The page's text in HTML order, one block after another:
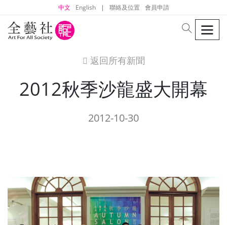
中文 English | 聯絡及位置 會員申請
search
icon
返回所有新聞
2012秋季沙龍盛大開幕
2012-10-30